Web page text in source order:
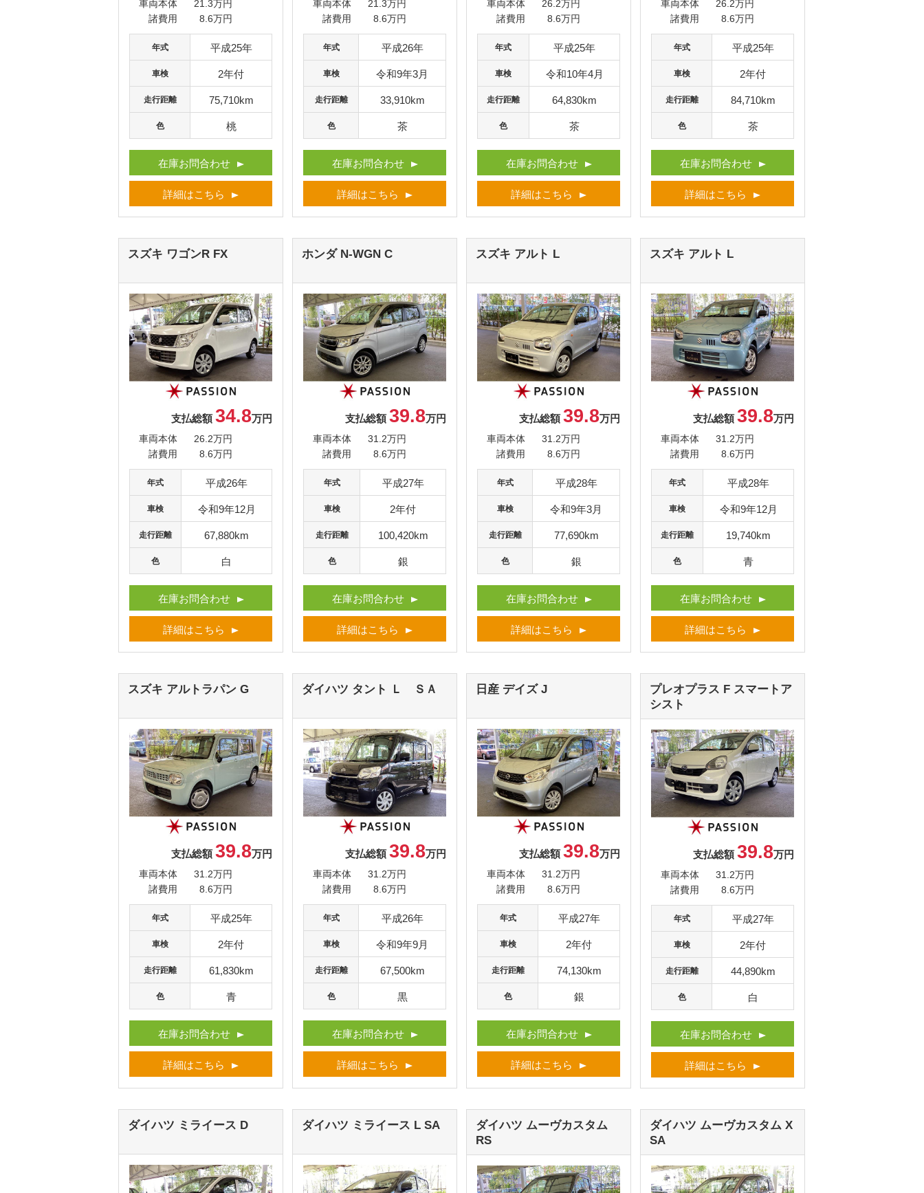
車両本体
21.3万円
諸費用
8.6万円
年式 平成25年
車検 2年付
走行距離 75,710km
色 桃
在庫お問合わせ
詳細はこちら
車両本体
21.3万円
諸費用
8.6万円
年式 平成26年
車検 令和9年3月
走行距離 33,910km
色 茶
在庫お問合わせ
詳細はこちら
車両本体
26.2万円
諸費用
8.6万円
年式 平成25年
車検 令和10年4月
走行距離 64,830km
色 茶
在庫お問合わせ
詳細はこちら
車両本体
26.2万円
諸費用
8.6万円
年式 平成25年
車検 2年付
走行距離 84,710km
色 茶
在庫お問合わせ
詳細はこちら
スズキ ワゴンR FX
支払総額34.8万円
車両本体
26.2万円
諸費用
8.6万円
年式 平成26年
車検 令和9年12月
走行距離 67,880km
色 白
在庫お問合わせ
詳細はこちら
ホンダ N-WGN C
支払総額39.8万円
車両本体
31.2万円
諸費用
8.6万円
年式 平成27年
車検 2年付
走行距離 100,420km
色 銀
在庫お問合わせ
詳細はこちら
スズキ アルト L
支払総額39.8万円
車両本体
31.2万円
諸費用
8.6万円
年式 平成28年
車検 令和9年3月
走行距離 77,690km
色 銀
在庫お問合わせ
詳細はこちら
スズキ アルト L
支払総額39.8万円
車両本体
31.2万円
諸費用
8.6万円
年式 平成28年
車検 令和9年12月
走行距離 19,740km
色 青
在庫お問合わせ
詳細はこちら
スズキ アルトラパン G
支払総額39.8万円
車両本体
31.2万円
諸費用
8.6万円
年式 平成25年
車検 2年付
走行距離 61,830km
色 青
在庫お問合わせ
詳細はこちら
ダイハツ タント Ｌ ＳＡ
支払総額39.8万円
車両本体
31.2万円
諸費用
8.6万円
年式 平成26年
車検 令和9年9月
走行距離 67,500km
色 黒
在庫お問合わせ
詳細はこちら
日産 デイズ J
支払総額39.8万円
車両本体
31.2万円
諸費用
8.6万円
年式 平成27年
車検 2年付
走行距離 74,130km
色 銀
在庫お問合わせ
詳細はこちら
プレオプラス F スマートア
シスト
支払総額39.8万円
車両本体
31.2万円
諸費用
8.6万円
年式 平成27年
車検 2年付
走行距離 44,890km
色 白
在庫お問合わせ
詳細はこちら
ダイハツ ミライース D ダイハツ ミライース L SA
ダイハツ ムーヴカスタム
RS
ダイハツ ムーヴカスタム X
SA